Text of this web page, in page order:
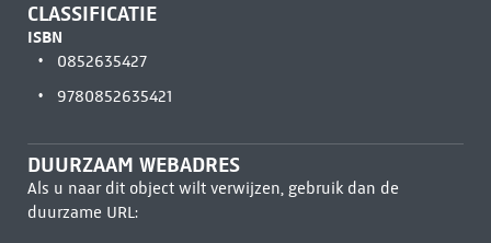
CLASSIFICATIE
ISBN
0852635427
9780852635421
DUURZAAM WEBADRES
Als u naar dit object wilt verwijzen, gebruik dan de
duurzame URL: